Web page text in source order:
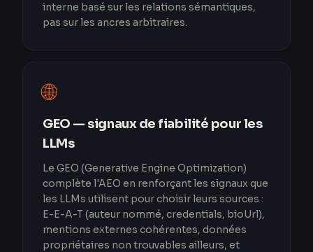
interne basé sur les relations sémantiques,
pas sur les ancres arbitraires.
🌐
GEO — signaux de fiabilité pour les
LLMs
Le GEO (Generative Engine Optimization)
complète l'AEO en renforçant les signaux que
les LLMs utilisent pour choisir leurs sources :
E-E-A-T (auteur nommé, credentials, bioUrl),
mentions externes cohérentes, données
propriétaires non trouvables ailleurs, et